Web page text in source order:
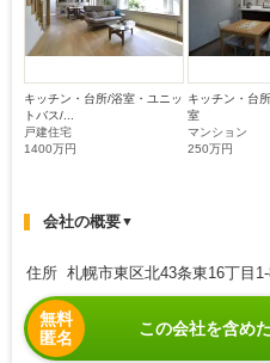
キッチン・台所/浴室・ユニッ
トバス/...
戸建住宅
1400万円
キッチン・台
室
マンション
250万円
会社の概要▼
住所 札幌市東区北43条東16丁目
無料
匿名
この会社を含め